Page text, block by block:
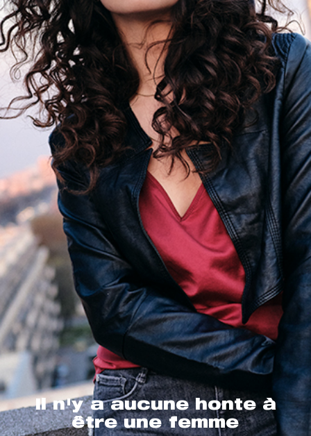
Il n'y a aucune honte à
être une femme